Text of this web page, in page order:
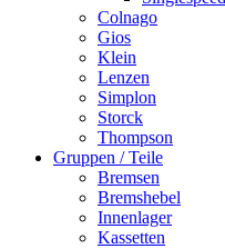
Colnago
Gios
Klein
Lenzen
Simplon
Storck
Thompson
Gruppen / Teile
Bremsen
Bremshebel
Innenlager
Kassetten